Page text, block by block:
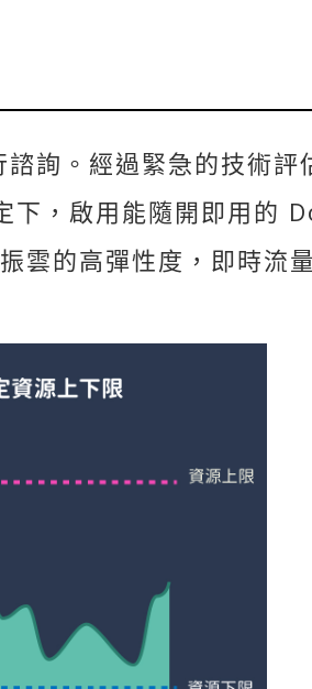
詢。經過緊急的技術評
下，啟用能隨開即用的
雲的高彈性度，即時流